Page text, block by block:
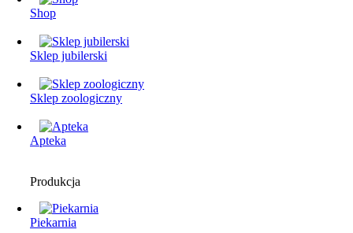
Shop
Sklep jubilerski
Sklep zoologiczny
Apteka
Produkcja
Piekarnia